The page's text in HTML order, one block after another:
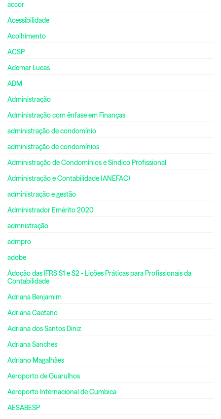
accor
Acessibilidade
Acolhimento
ACSP
Ademar Lucas
ADM
Administração
Administração com ênfase em Finanças
administração de condomínio
administração de condomínios
Administração de Condomínios e Síndico Profissional
Administração e Contabilidade (ANEFAC)
administração e gestão
Administrador Emérito 2020
admnistração
admpro
adobe
Adoção das IFRS S1 e S2 - Lições Práticas para Profissionais da
Contabilidade
Adriana Benjamim
Adriana Caetano
Adriana dos Santos Diniz
Adriana Sanches
Adriano Magalhães
Aeroporto de Guarulhos
Aeroporto Internacional de Cumbica
AESABESP